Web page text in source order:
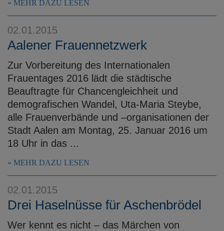
MEHR DAZU LESEN
02.01.2015
Aalener Frauennetzwerk
Zur Vorbereitung des Internationalen
Frauentages 2016 lädt die städtische
Beauftragte für Chancengleichheit und
demografischen Wandel, Uta-Maria Steybe,
alle Frauenverbände und –organisationen der
Stadt Aalen am Montag, 25. Januar 2016 um
18 Uhr in das ...
MEHR DAZU LESEN
02.01.2015
Drei Haselnüsse für Aschenbrödel
Wer kennt es nicht – das Märchen von